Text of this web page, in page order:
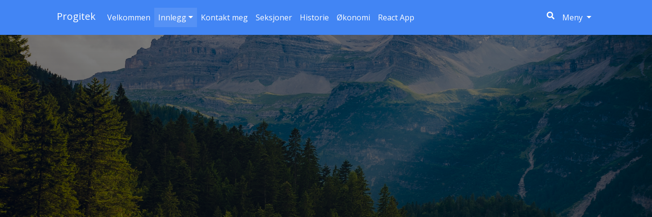
Progitek Velkommen Innlegg Kontakt meg Seksjoner Historie Økonomi React App Meny (current)